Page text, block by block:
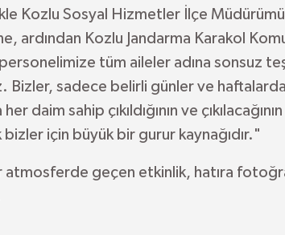
Kozlu Sosyal Hizmetler İlçe
ardından Kozlu Jandarma Karakol
tüm aileler adına sonsuz
Bizler, sadece belirli günler ve
daim sahip çıkıldığının ve
bizler için büyük bir gurur kaynağıdır."
atmosferde geçen etkinlik, hatıra